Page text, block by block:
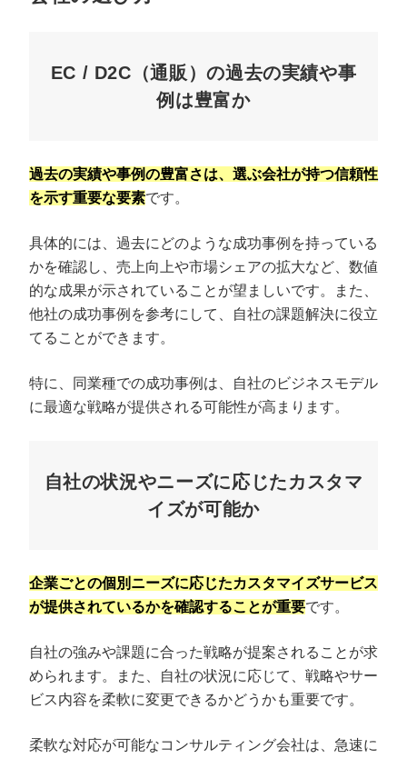
EC / D2C（通販）の過去の実績や事
例は豊富か
過去の実績や事例の豊富さは、選ぶ会社が持つ信頼性
を示す重要な要素です。
具体的には、過去にどのような成功事例を持っている
かを確認し、売上向上や市場シェアの拡大など、数値
的な成果が示されていることが望ましいです。また、
他社の成功事例を参考にして、自社の課題解決に役立
てることができます。
特に、同業種での成功事例は、自社のビジネスモデル
に最適な戦略が提供される可能性が高まります。
自社の状況やニーズに応じたカスタマ
イズが可能か
企業ごとの個別ニーズに応じたカスタマイズサービス
が提供されているかを確認することが重要です。
自社の強みや課題に合った戦略が提案されることが求
められます。また、自社の状況に応じて、戦略やサー
ビス内容を柔軟に変更できるかどうかも重要です。
柔軟な対応が可能なコンサルティング会社は、急速に